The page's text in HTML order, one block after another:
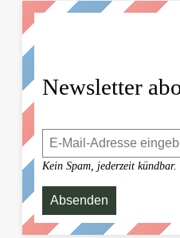
Newsletter
Kein Spam, jederzeit kündbar.